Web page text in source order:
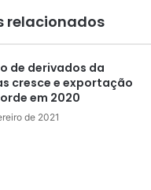
relacionados
de derivados da
cresce e exportação
em 2020
de 2021